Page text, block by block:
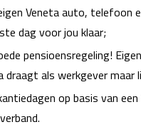
Veneta auto, telefoon
dag voor jou klaar;
pensioensregeling!
draagt als werkgever maar
op basis van